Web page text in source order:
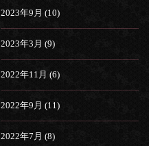
2023年9月 (10)
2023年3月 (9)
2022年11月 (6)
2022年9月 (11)
2022年7月 (8)